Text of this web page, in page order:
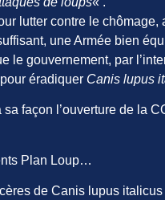
lutter contre le chômage,
une Armée bien
le gouvernement, par
éradiquer Canis lupus
façon l’ouverture de la
Plan Loup…
de Canis lupus